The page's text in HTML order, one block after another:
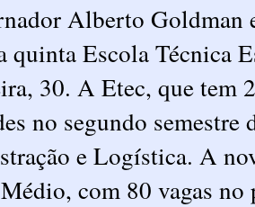
Alberto Goldman
quinta Escola Técnica
30. A Etec, que tem
no segundo semestre
e Logística. A
com 80 vagas no